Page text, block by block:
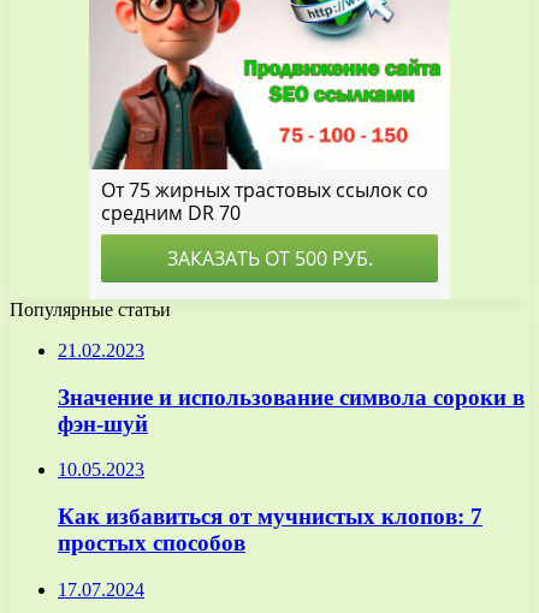
Популярные статьи
21.02.2023
Значение и использование символа сороки в
фэн-шуй
10.05.2023
Как избавиться от мучнистых клопов: 7
простых способов
17.07.2024